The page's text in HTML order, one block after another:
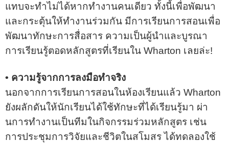
แทบจะทำไม่ได้หากทำงานคนเดียว ทั้งนี้เพื่อพัฒนา
และกระตุ้นให้ทำงานร่วมกัน มีการเรียนการสอนเพื่อ
พัฒนาทักษะการสื่อสาร ความเป็นผู้นำและบูรณา
การเรียนรู้ตอดหลักสูตรที่เรียนใน Wharton เลยล่ะ!
• ความรู้จากการลงมือทำจริง
นอกจากการเรียนการสอนในห้องเรียนแล้ว Wharton
ยังผลักดันให้นักเรียนได้ใช้ทักษะที่ได้เรียนรู้มา ผ่า
นการทํางานเป็นทีมในกิจกรรมร่วมหลักสูตร เช่น
การประชุมการวิจัยและชีวิตในสโมสร ได้ทดลองใช้